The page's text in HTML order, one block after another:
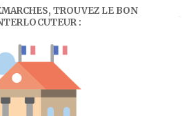
TROUVEZ LE BON
: